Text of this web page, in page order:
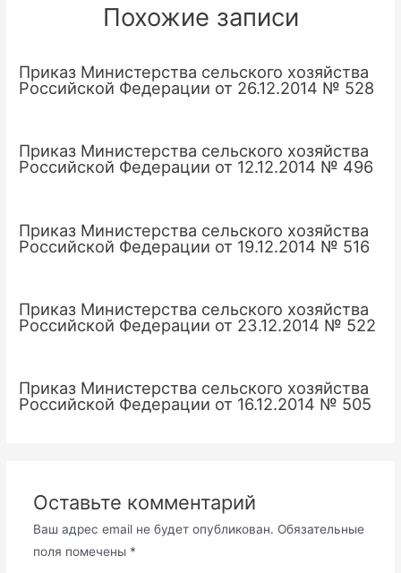
Похожие записи
Приказ Министерства сельского хозяйства
Российской Федерации от 26.12.2014 № 528
Приказ Министерства сельского хозяйства
Российской Федерации от 12.12.2014 № 496
Приказ Министерства сельского хозяйства
Российской Федерации от 19.12.2014 № 516
Приказ Министерства сельского хозяйства
Российской Федерации от 23.12.2014 № 522
Приказ Министерства сельского хозяйства
Российской Федерации от 16.12.2014 № 505
Оставьте комментарий
Ваш адрес email не будет опубликован. Обязательные
поля помечены *